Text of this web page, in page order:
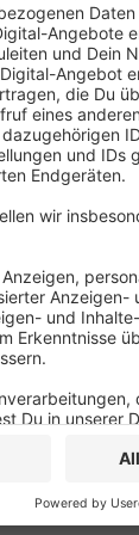
So lange
einen neuen
eine Lösung zu
hier spielen
Ein
wünschen sie
Anzeige